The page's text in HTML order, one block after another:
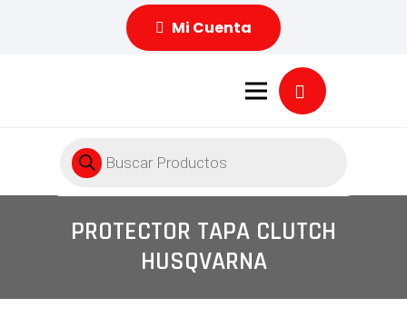
Mi Cuenta
Búsqueda
de
productos
PROTECTOR TAPA CLUTCH
HUSQVARNA